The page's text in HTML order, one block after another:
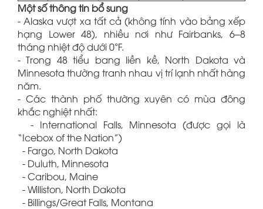
Một số thông tin bổ sung
- Alaska vượt xa tất cả (không tính vào bảng xếp
hạng Lower 48), nhiều nơi như Fairbanks, 6–8
tháng nhiệt độ dưới 0°F.
- Trong 48 tiểu bang liền kề, North Dakota và
Minnesota thường tranh nhau vị trí lạnh nhất hàng
năm.
- Các thành phố thường xuyên có mùa đông
khắc nghiệt nhất:
- International Falls, Minnesota (được gọi là
“Icebox of the Nation”)
- Fargo, North Dakota
- Duluth, Minnesota
- Caribou, Maine
- Williston, North Dakota
- Billings/Great Falls, Montana